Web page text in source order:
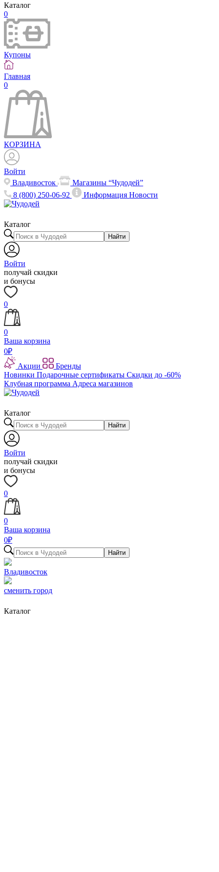
Каталог
0
Купоны
Главная
0
КОРЗИНА
Войти
Владивосток
Магазины “Чудодей”
8 (800) 250-06-92
ИнформацияНовости
Каталог
Найти
Войти
получай скидки
и бонусы
0
0
Ваша корзина
0₽
Акции
Бренды
Новинки Подарочные сертификаты Скидки до -60%
Клубная программа Адреса магазинов
Каталог
Найти
Войти
получай скидки
и бонусы
0
0
Ваша корзина
0₽
Найти
Владивосток
сменить город
Каталог